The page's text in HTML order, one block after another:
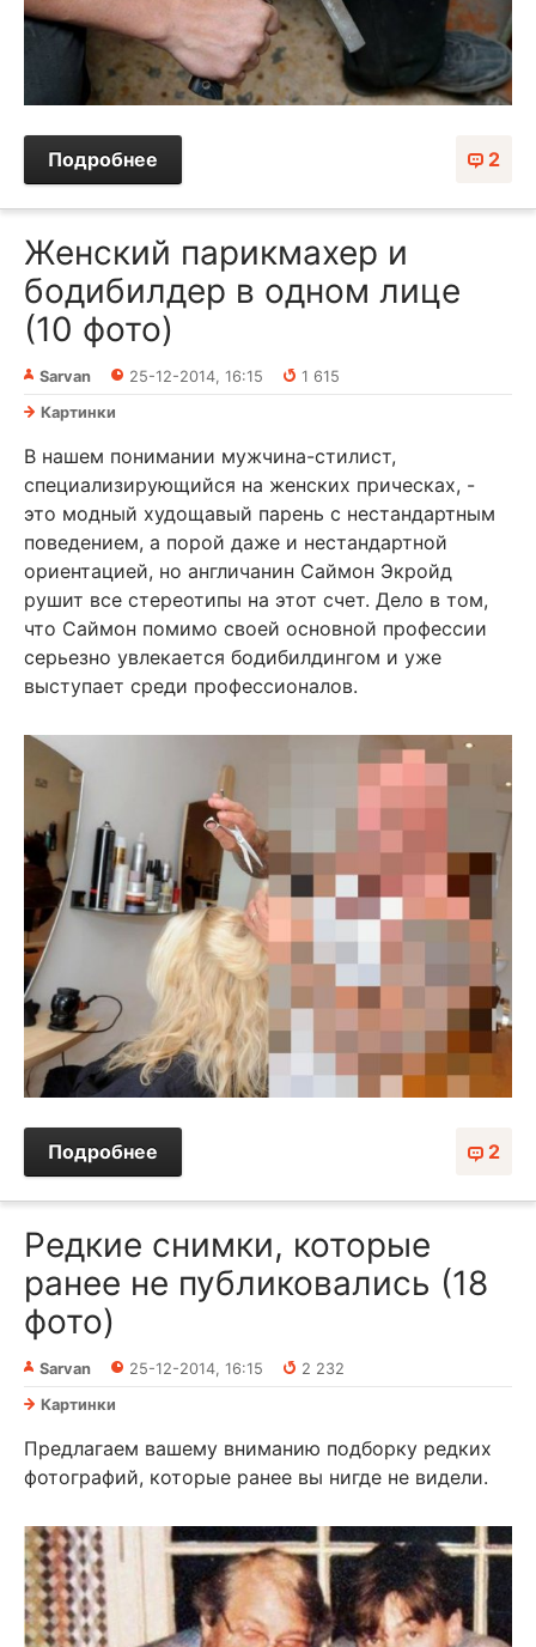
2
Подробнее
Женский парикмахер и
бодибилдер в одном лице
(10 фото)
Sarvan 25-12-2014, 16:15
1 615
Картинки
В нашем понимании мужчина-стилист,
специализирующийся на женских прическах, -
это модный худощавый парень с нестандартным
поведением, а порой даже и нестандартной
ориентацией, но англичанин Саймон Экройд
рушит все стереотипы на этот счет. Дело в том,
что Саймон помимо своей основной профессии
серьезно увлекается бодибилдингом и уже
выступает среди профессионалов.
2
Подробнее
Редкие снимки, которые
ранее не публиковались (18
фото)
Sarvan 25-12-2014, 16:15
2 232
Картинки
Предлагаем вашему вниманию подборку редких
фотографий, которые ранее вы нигде не видели.